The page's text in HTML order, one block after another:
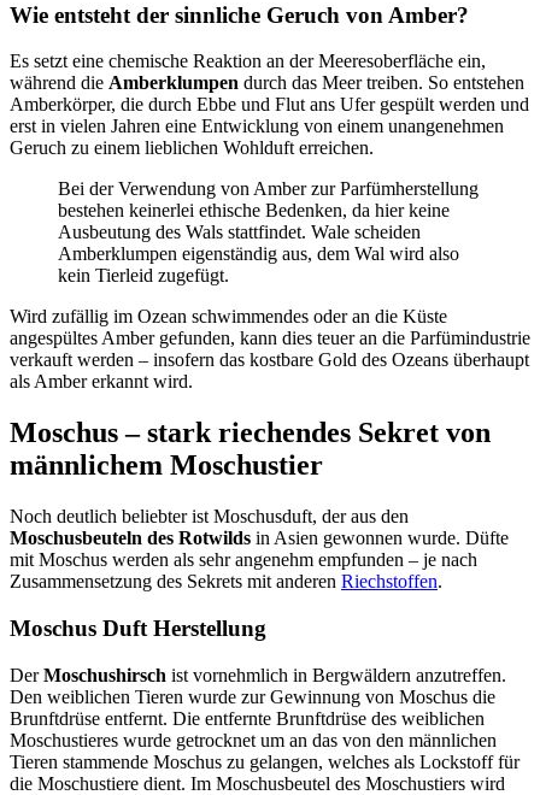
Wie entsteht der sinnliche Geruch von Amber?
Es setzt eine chemische Reaktion an der Meeresoberfläche ein,
während die Amberklumpen durch das Meer treiben. So entstehen
Amberkörper, die durch Ebbe und Flut ans Ufer gespült werden und
erst in vielen Jahren eine Entwicklung von einem unangenehmen
Geruch zu einem lieblichen Wohlduft erreichen.
Bei der Verwendung von Amber zur Parfümherstellung
bestehen keinerlei ethische Bedenken, da hier keine
Ausbeutung des Wals stattfindet. Wale scheiden
Amberklumpen eigenständig aus, dem Wal wird also
kein Tierleid zugefügt.
Wird zufällig im Ozean schwimmendes oder an die Küste
angespültes Amber gefunden, kann dies teuer an die Parfümindustrie
verkauft werden – insofern das kostbare Gold des Ozeans überhaupt
als Amber erkannt wird.
Moschus – stark riechendes Sekret von
männlichem Moschustier
Noch deutlich beliebter ist Moschusduft, der aus den
Moschusbeuteln des Rotwilds in Asien gewonnen wurde. Düfte
mit Moschus werden als sehr angenehm empfunden – je nach
Zusammensetzung des Sekrets mit anderen Riechstoffen.
Moschus Duft Herstellung
DerMoschushirsch ist vornehmlich in Bergwäldern anzutreffen.
Den weiblichen Tieren wurde zur Gewinnung von Moschus die
Brunftdrüse entfernt. Die entfernte Brunftdrüse des weiblichen
Moschustieres wurde getrocknet um an das von den männlichen
Tieren stammende Moschus zu gelangen, welches als Lockstoff für
die Moschustiere dient. Im Moschusbeutel des Moschustiers wird